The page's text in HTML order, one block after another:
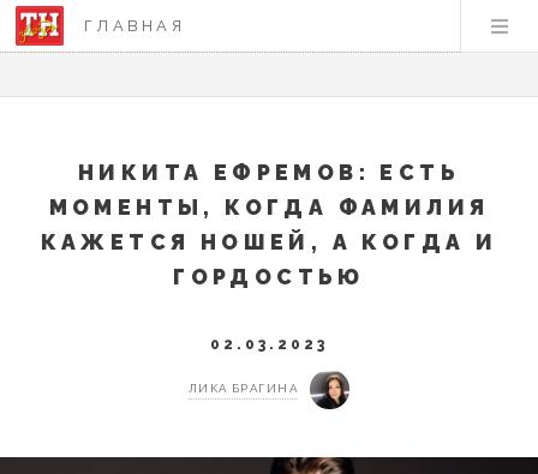
ГЛАВНАЯ
НИКИТА ЕФРЕМОВ: ЕСТЬ
МОМЕНТЫ, КОГДА ФАМИЛИЯ
КАЖЕТСЯ НОШЕЙ, А КОГДА И
ГОРДОСТЬЮ
02.03.2023
ЛИКА БРАГИНА